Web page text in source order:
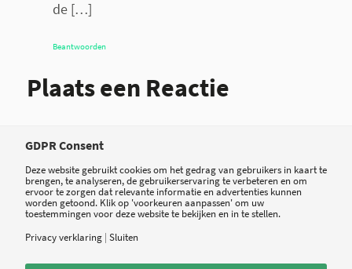
de […]
Beantwoorden
Plaats een Reactie
Draag gerust bij!
Naam*
GDPR Consent
Deze website gebruikt cookies om het gedrag van gebruikers in kaart te
brengen, te analyseren, de gebruikerservaring te verbeteren en om
ervoor te zorgen dat relevante informatie en advertenties kunnen
worden getoond. Klik op 'voorkeuren aanpassen' om uw
toestemmingen voor deze website te bekijken en in te stellen.
Privacy verklaring | Sluiten